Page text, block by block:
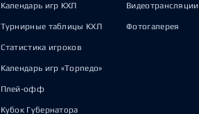
Календарь игр КХЛ
Турнирные таблицы КХЛ
Статистика игроков
Календарь игр «Торпедо»
Плей-офф
Кубок Губернатора
Видеотрансляции
Фотогалерея